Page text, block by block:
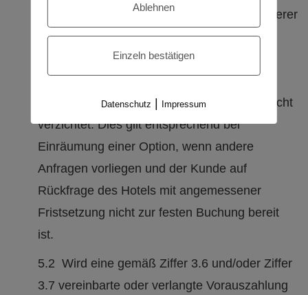
Vertrag zurückzutreten, wenn Anfragen anderer
Kunden nach den vertraglich gebuchten
Zimmern vorliegen und der Kunde auf
Fristsetzung auf sein Recht zum Rücktritt nicht
verzichtet. Dies gilt entsprechend bei
Einräumung einer Option, wenn andere
Anfragen vorliegen und der Kunde auf
Rückfrage des Hotels mit angemessener
Fristsetzung nicht zur festen Buchung bereit
ist.
5.2 Wird eine gemäß Ziffer 3.6 und/oder Ziffer
3.7 vereinbarte oder verlangte Vorauszahlung
Ablehnen
Einzeln bestätigen
Datenschutz | Impressum